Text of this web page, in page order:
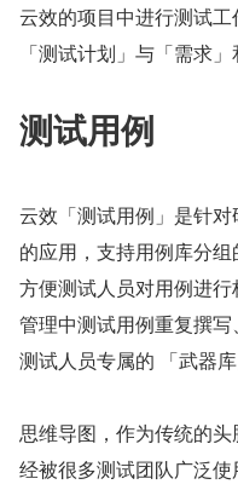
云效的项目中进行测试
「测试计划」与「需求
测试用例
云效「测试用例」是针
的应用，支持用例库分
方便测试人员对用例进
管理中测试用例重复撰
测试人员专属的 「武器库
思维导图，作为传统的
经被很多测试团队广泛